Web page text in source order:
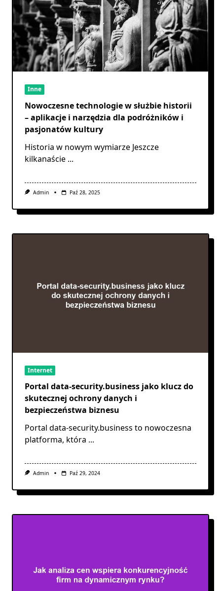
Inne
Nowoczesne technologie w służbie historii
– aplikacje i narzędzia dla podróżników i
pasjonatów kultury
Historia w nowym wymiarze Jeszcze
kilkanaście ...
Admin Paź 28, 2025
Internet
Portal data-security.business jako klucz do
skutecznej ochrony danych i
bezpieczeństwa biznesu
Portal data-security.business to nowoczesna
platforma, która ...
Admin Paź 29, 2024